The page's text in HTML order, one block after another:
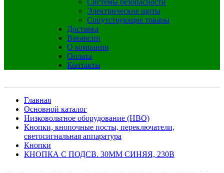
Системы безопасности
Электрические щиты
Сопутствующие товары
Доставка
Вакансии
О компании
Оплата
Контакты
Главная
Основной каталог
Низковольтное оборудование (НВО)
Кнопки, кнопочные посты, переключатели,
светосигнальная аппаратура
Кнопки
КНОПКА С ПОДСВ. 30ММ СИНЯЯ, 230В